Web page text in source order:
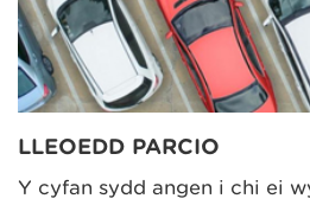
LLEOEDD PARCIO
Y cyfan sydd angen i chi ei